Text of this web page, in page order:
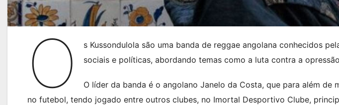
O
s Kussondulola são uma banda de reggae angolana conhecidos
sociais e políticas, abordando temas como a luta contra a
O líder da banda é o angolano Janelo da Costa, que para além de
no futebol, tendo jogado entre outros clubes, no Imortal Desportivo Clube,